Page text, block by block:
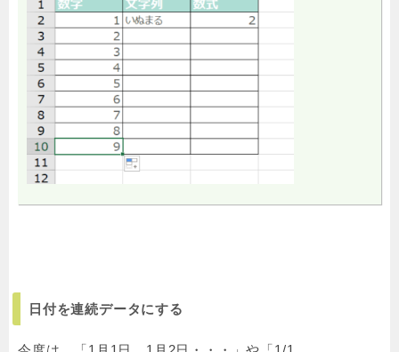
日付を連続データにする